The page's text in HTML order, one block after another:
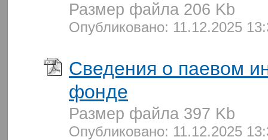
Размер файла 206 Kb
Опубликовано: 11.12.2025
Сведения о паевом
фонде
Размер файла 397 Kb
Опубликовано: 11.12.2025